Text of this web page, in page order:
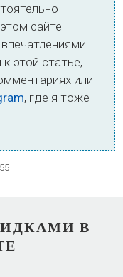
сайте
этой статье,
или
, где я тоже
В